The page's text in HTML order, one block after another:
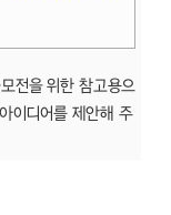
전을 위한 참고용으
이디어를 제안해 주